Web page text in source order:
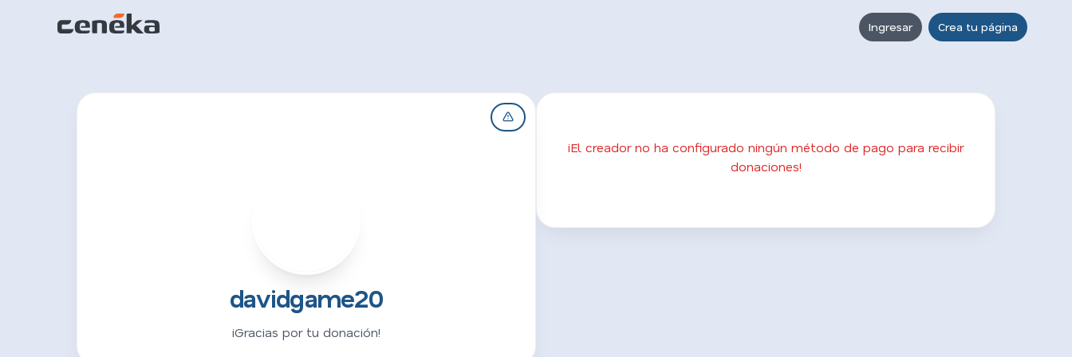
Ingresar Crea tu página
davidgame20
¡Gracias por tu donación!
¡El creador no ha configurado ningún método de pago para recibir
donaciones!